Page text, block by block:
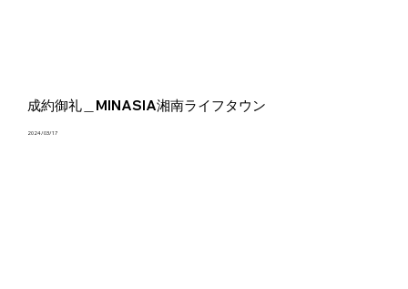
成約御礼＿MINASIA湘南ライフタウン
2024/03/17